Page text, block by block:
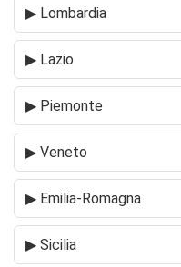
▶ Lombardia
▶ Lazio
▶ Piemonte
▶ Veneto
▶ Emilia-Romagna
▶ Sicilia